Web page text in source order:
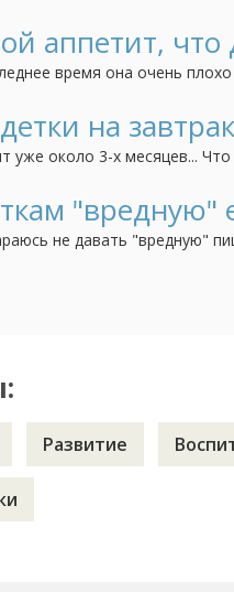
аппетит, что
время она очень
или нормальных порциях,
не есть. Накормить
на
уже около 3-х месяцев...
соизволить покушать, да
самое. Я понимаю, что
"вредную"
не давать "вредную"
подруга, у нее девочка на
год ребенок спокойно ел лук
Развитие